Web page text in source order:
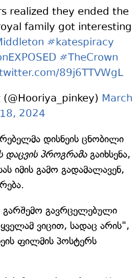
realized they ended the
family got interesting
#katespiracy
#TheCrown
89j6TTVWgL
March
18, 2024
დისნეის ცნობილი
დაცვის პროგრამაგაიხსენა,
იმის გამო გადამალავენ,
გარშემო გავრცელებული
ვიცით, სადაც არის",
ფილმის პოსტერს